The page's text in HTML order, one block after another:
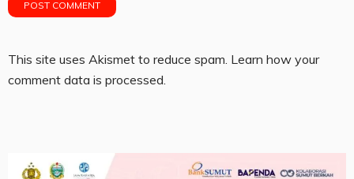
This site uses Akismet to reduce spam. Learn how your
comment data is processed.